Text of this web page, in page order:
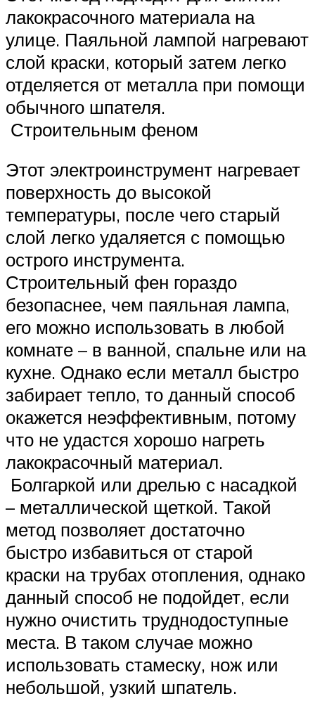
лакокрасочного материала на
улице. Паяльной лампой нагревают
слой краски, который затем легко
отделяется от металла при помощи
обычного шпателя.
Строительным феном
Этот электроинструмент нагревает
поверхность до высокой
температуры, после чего старый
слой легко удаляется с помощью
острого инструмента.
Строительный фен гораздо
безопаснее, чем паяльная лампа,
его можно использовать в любой
комнате – в ванной, спальне или на
кухне. Однако если металл быстро
забирает тепло, то данный способ
окажется неэффективным, потому
что не удастся хорошо нагреть
лакокрасочный материал.
Болгаркой или дрелью с насадкой
– металлической щеткой. Такой
метод позволяет достаточно
быстро избавиться от старой
краски на трубах отопления, однако
данный способ не подойдет, если
нужно очистить труднодоступные
места. В таком случае можно
использовать стамеску, нож или
небольшой, узкий шпатель.